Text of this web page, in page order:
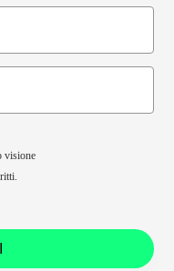
visione